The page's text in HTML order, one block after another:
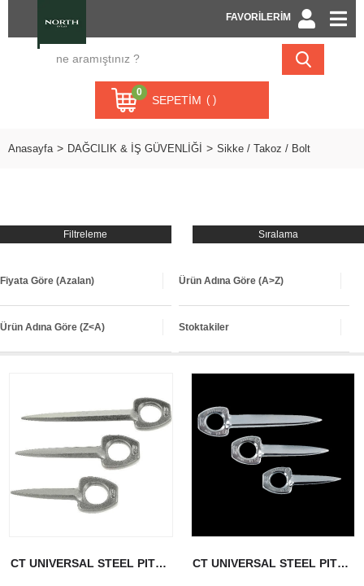
FAVORİLERİM
SEPETIM
0
Anasayfa DAĞCILIK & İŞ GÜVENLİĞİ Sikke / Takoz / Bolt
Filtreleme Sıralama
Fiyata Göre (Azalan) Ürün Adına Göre (A>Z)
Ürün Adına Göre (Z<A) Stoktakiler
CT UNIVERSAL STEEL PITON
CT UNIVERSAL STEEL PITON